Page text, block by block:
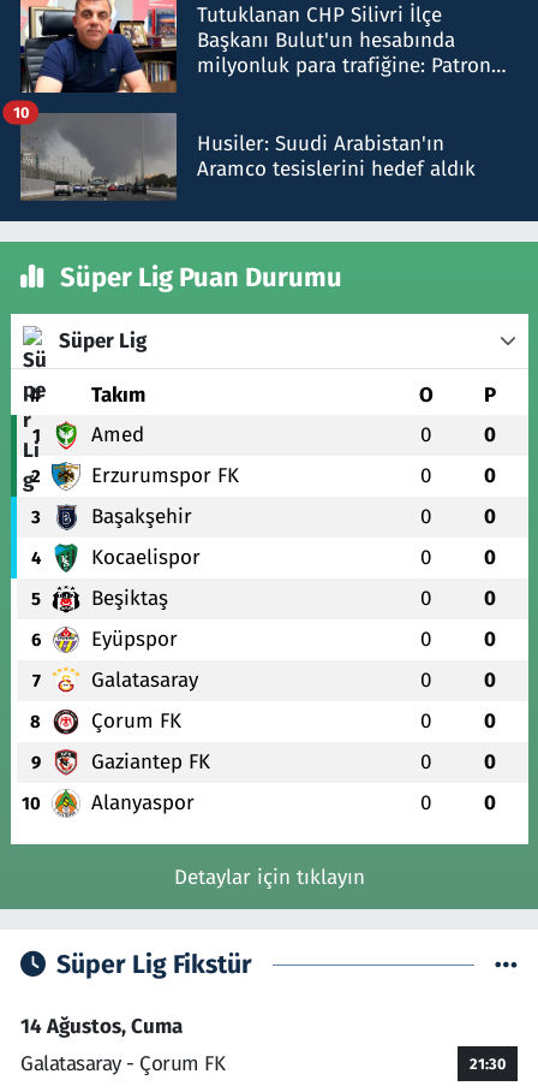
Tutuklanan CHP Silivri İlçe
Başkanı Bulut'un hesabında
milyonluk para trafiğine: Patron
Husiler: Suudi Arabistan'ın
Aramco tesislerini hedef aldık
10
Süper Lig Puan Durumu
Süper Lig
# Takım O P
1 Amed 0 0
2 Erzurumspor FK 0 0
3 Başakşehir 0 0
4 Kocaelispor 0 0
5 Beşiktaş 0 0
6 Eyüpspor 0 0
7 Galatasaray 0 0
8 Çorum FK 0 0
9 Gaziantep FK 0 0
10 Alanyaspor 0 0
Detaylar için tıklayın
Süper Lig Fikstür
14 Ağustos, Cuma
Galatasaray - Çorum FK
21:30